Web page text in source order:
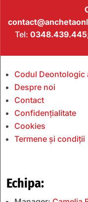
Tel: 0348.439.445
Codul Deontologic
Despre noi
Contact
Confidențialitate
Cookies
Termene și condiții
Echipa: